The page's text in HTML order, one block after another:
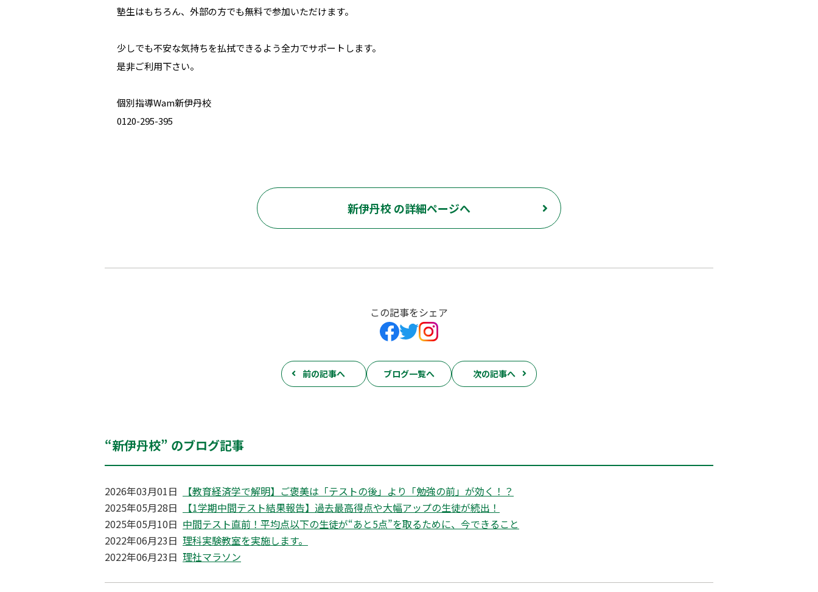
塾生はもちろん、外部の方でも無料で参加いただけます。
少しでも不安な気持ちを払拭できるよう全力でサポートします。
是非ご利用下さい。
個別指導Wam新伊丹校
0120-295-395
新伊丹校 の詳細ページへ
この記事をシェア
前の記事へ ブログ一覧へ 次の記事へ
“新伊丹校” のブログ記事
2026年03月01日
【教育経済学で解明】ご褒美は「テストの後」より「勉強の前」が効く！？
2025年05月28日
【1学期中間テスト結果報告】過去最高得点や大幅アップの生徒が続出！
2025年05月10日 中間テスト直前！平均点以下の生徒が“あと5点”を取るために、今できること
2022年06月23日 理科実験教室を実施します。
2022年06月23日 理社マラソン